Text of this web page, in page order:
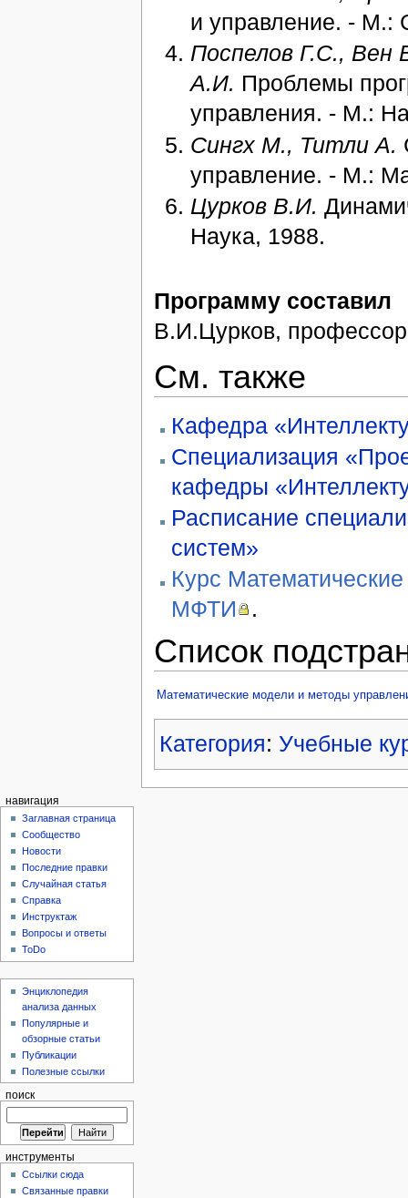
и управление. - М.:
Поспелов Г.С.,
А.И. Проблемы
управления. - М.:
Сингх М., Титли А.
управление. - М.:
Цурков В.И.
Наука, 1988.
Программу составил
В.И.Цурков,
См. также
Кафедра
Специализация
кафедры
Расписание
систем»
Курс
МФТИ
.
Список
Математические модели и методы
Категория: Учебные
навигация
Заглавная страница
Сообщество
Новости
Последние правки
Случайная статья
Справка
Инструктаж
Вопросы и ответы
ToDo
Энциклопедия
анализа данных
Популярные и
обзорные статьи
Публикации
Полезные ссылки
поиск
инструменты
Ссылки сюда
Связанные правки